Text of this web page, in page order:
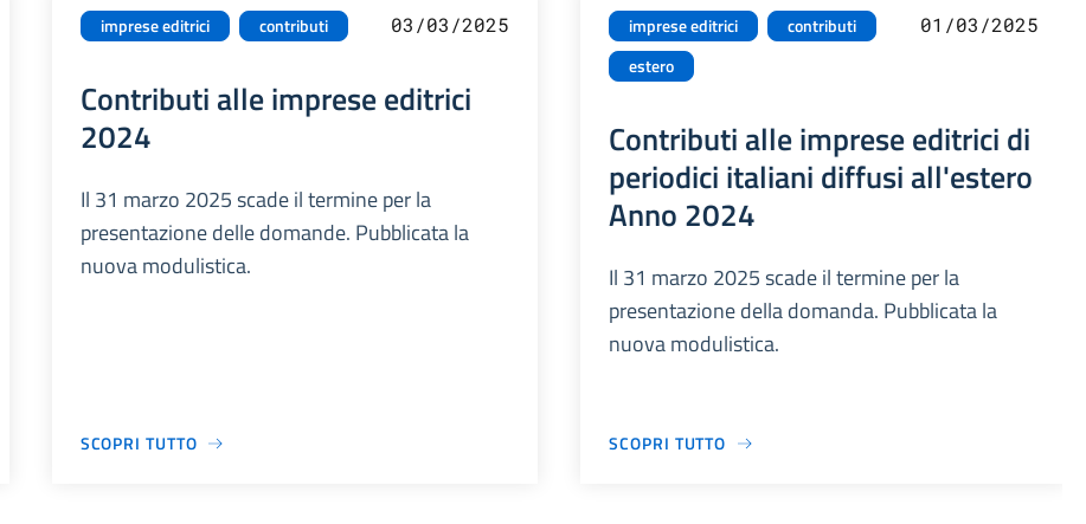
imprese editrici contributi 03/03/2025
Contributi alle imprese editrici
2024
Il 31 marzo 2025 scade il termine per la
presentazione delle domande. Pubblicata la
nuova modulistica.
SCOPRI TUTTO
imprese editrici
contributi
estero
01/03/2025
Contributi alle imprese editrici di
periodici italiani diffusi all'estero
Anno 2024
Il 31 marzo 2025 scade il termine per la
presentazione della domanda. Pubblicata la
nuova modulistica.
SCOPRI TUTTO